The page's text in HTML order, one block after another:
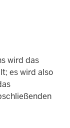
wird das
es wird also